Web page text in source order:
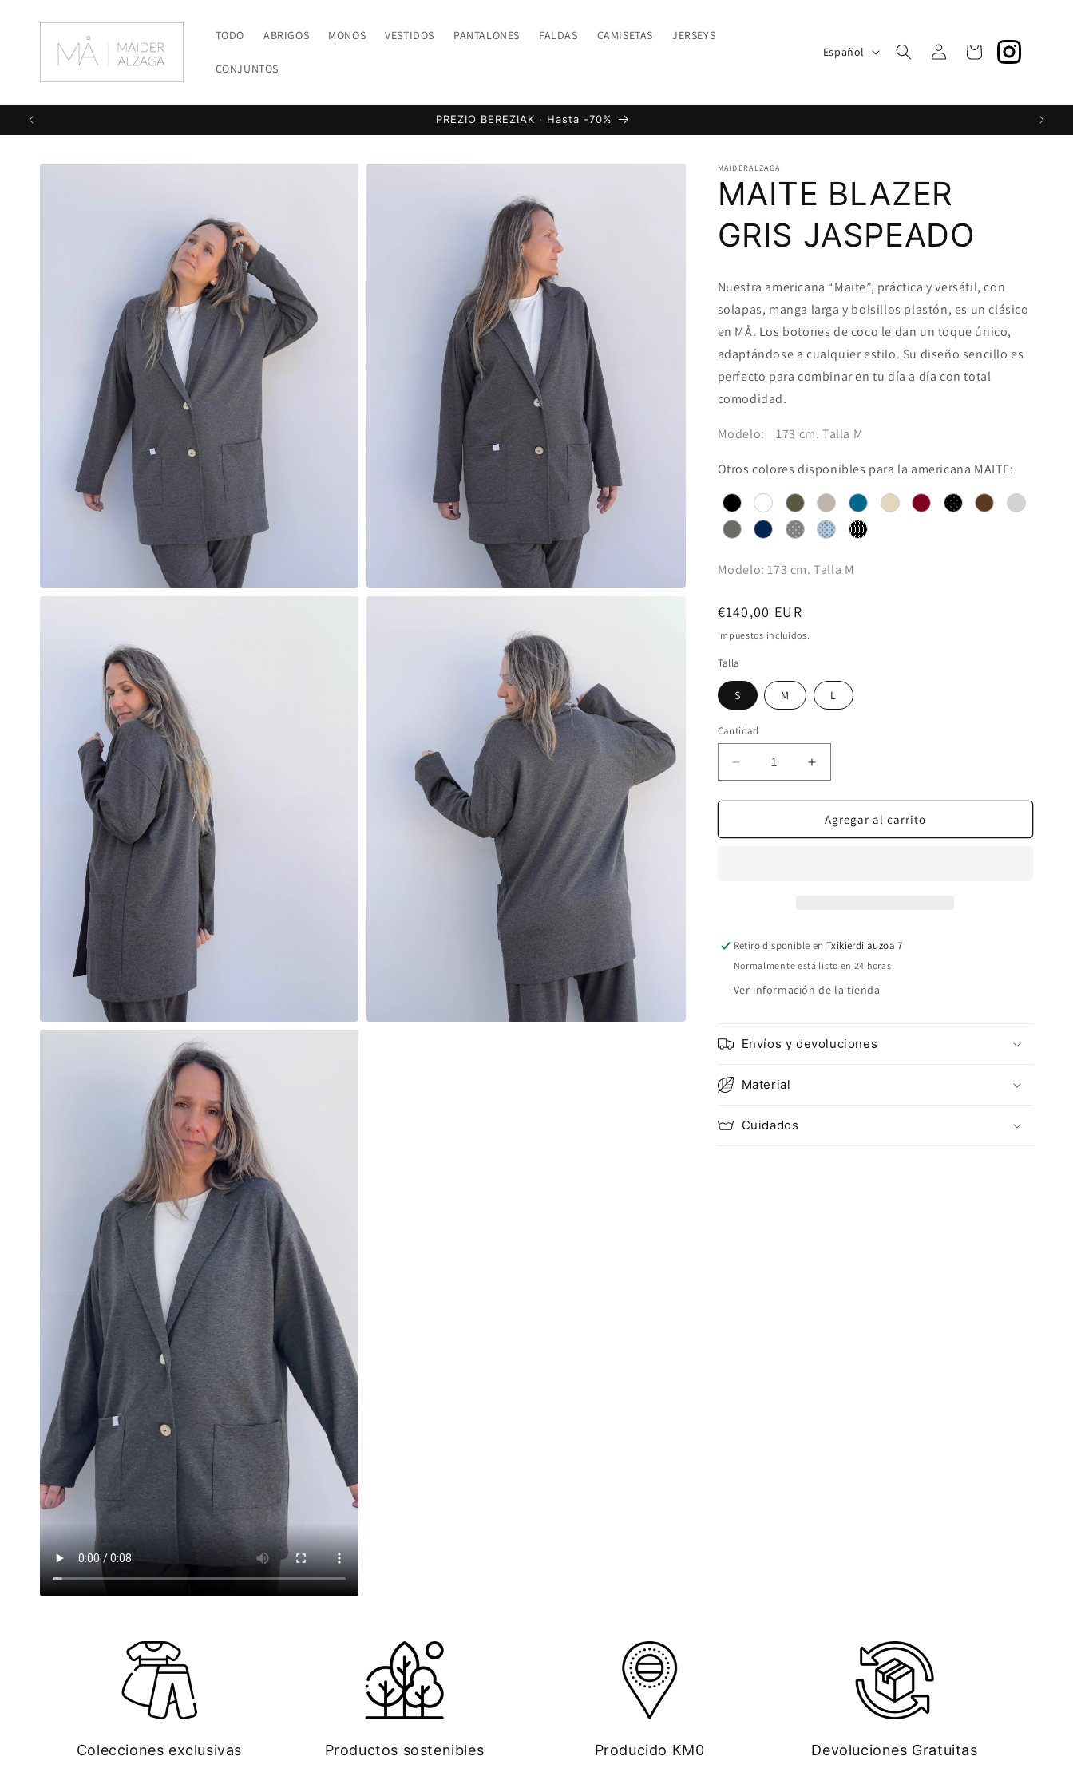
TODO ABRIGOS MONOS VESTIDOS PANTALONES FALDAS CAMISETAS JERSEYS
CONJUNTOS
Español
Iniciar
sesión
Carrito
PREZIO BEREZIAK · Hasta -70%
MAIDERALZAGA
MAITE BLAZER
GRIS JASPEADO
Nuestra americana “Maite”, práctica y versátil, con
solapas, manga larga y bolsillos plastón, es un clásico
en MÅ. Los botones de coco le dan un toque único,
adaptándose a cualquier estilo. Su diseño sencillo es
perfecto para combinar en tu día a día con total
comodidad.
Modelo: 173 cm. Talla M
Otros colores disponibles para la americana MAITE:
Modelo: 173 cm. Talla M
Precio
habitual
€140,00 EUR
Impuestos incluidos.
Talla
S M L
Cantidad
Reducir
cantidad
para
BLAZER
Aumentar
cantidad
para
MAITE
BLAZER
Agregar al carrito
Retiro disponible en Txikierdi auzoa 7
Normalmente está listo en 24 horas
Ver información de la tienda
Envíos y devoluciones
Material
Cuidados
Colecciones exclusivas Productos sostenibles Producido KM0 Devoluciones Gratuitas